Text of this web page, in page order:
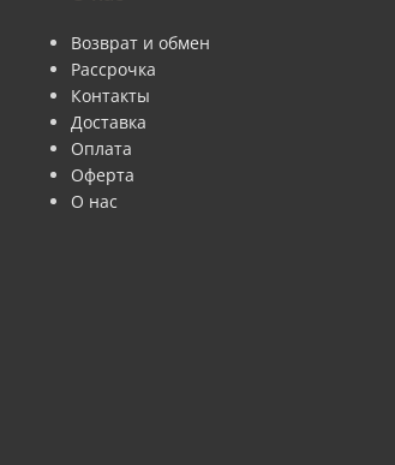
Возврат и обмен
Рассрочка
Контакты
Доставка
Оплата
Оферта
О нас